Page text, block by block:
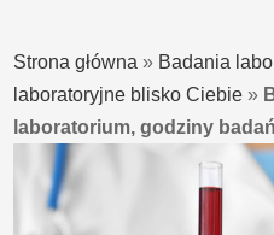
Strona główna » Badania
laboratoryjne blisko Ciebie »
laboratorium, godziny